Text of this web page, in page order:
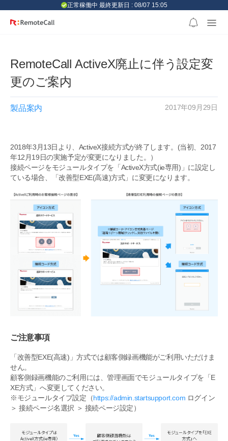
正常稼働中 最終更新日 : 08/07 15:05
RemoteCall ActiveX廃止に伴う設定変
更のご案内
製品案内 2017年09月29日
2018年3月13日より、ActiveX接続方式が終了します。(当初、2017
年12月19日の実施予定が変更になりました。）
接続ページをモジュールタイプを「ActiveX方式(ie専用)」に設定し
ている場合、「改善型EXE(高速)方式」に変更になります。
ご注意事項
「改善型EXE(高速)」方式では顧客側録画機能がご利用いただけま
せん。
顧客側録画機能のご利用には、管理画面でモジュールタイプを「E
XE方式」へ変更してください。
※モジュールタイプ設定（https://admin.startsupport.com ログイン
＞ 接続ページ名選択 ＞ 接続ページ設定）